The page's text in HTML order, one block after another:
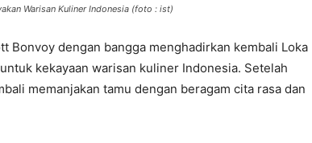
Warisan Kuliner Indonesia (foto : ist)
Bonvoy dengan bangga menghadirkan kembali Loka
kekayaan warisan kuliner Indonesia. Setelah
memanjakan tamu dengan beragam cita rasa dan